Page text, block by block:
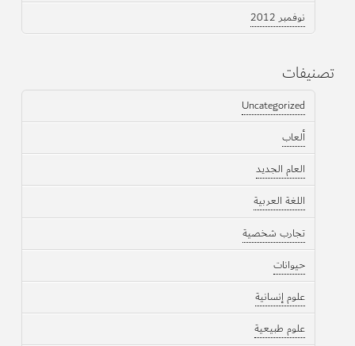
نوفمبر 2012
تصنيفات
Uncategorized
ألعاب
العام الجديد
اللغة العربية
تجارب شخصية
حيوانات
علوم إنسانية
علوم طبيعية